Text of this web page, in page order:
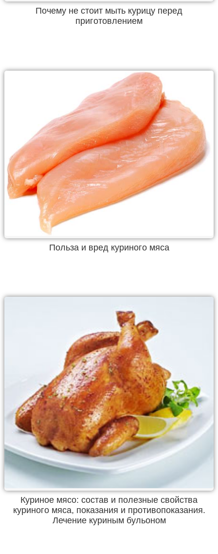
Почему не стоит мыть курицу перед
приготовлением
Польза и вред куриного мяса
Куриное мясо: состав и полезные свойства
куриного мяса, показания и противопоказания.
Лечение куриным бульоном